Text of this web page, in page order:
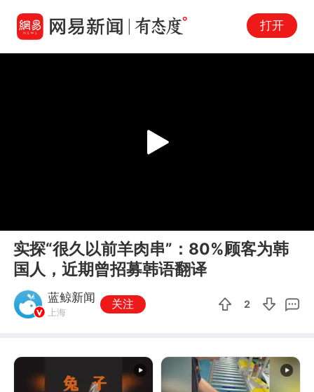
打开
Play
实探“很久以前羊肉串”：80%顾客为韩
国人，近期曾招募韩语翻译
蓝鲸新闻
上海
关注 2